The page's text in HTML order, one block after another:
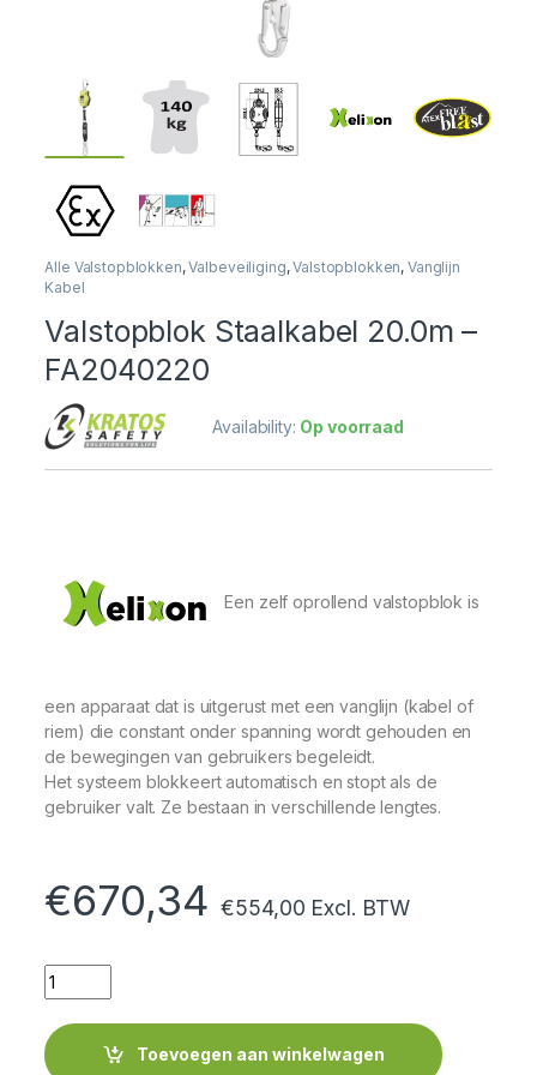
Alle Valstopblokken,Valbeveiliging,Valstopblokken,Vanglijn
Kabel
Valstopblok Staalkabel 20.0m –
FA2040220
Availability: Op voorraad
Een zelf oprollend valstopblok is
een apparaat dat is uitgerust met een vanglijn (kabel of
riem) die constant onder spanning wordt gehouden en
de bewegingen van gebruikers begeleidt.
Het systeem blokkeert automatisch en stopt als de
gebruiker valt. Ze bestaan ​​in verschillende lengtes.
€670,34 €554,00 Excl. BTW
Quantity
Toevoegen aan winkelwagen